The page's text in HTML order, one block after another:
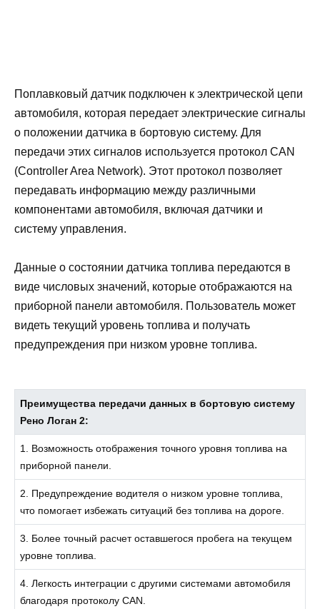
Поплавковый датчик подключен к электрической цепи
автомобиля, которая передает электрические сигналы
о положении датчика в бортовую систему. Для
передачи этих сигналов используется протокол CAN
(Controller Area Network). Этот протокол позволяет
передавать информацию между различными
компонентами автомобиля, включая датчики и
систему управления.
Данные о состоянии датчика топлива передаются в
виде числовых значений, которые отображаются на
приборной панели автомобиля. Пользователь может
видеть текущий уровень топлива и получать
предупреждения при низком уровне топлива.
Преимущества передачи данных в бортовую систему
Рено Логан 2:
1. Возможность отображения точного уровня топлива на
приборной панели.
2. Предупреждение водителя о низком уровне топлива,
что помогает избежать ситуаций без топлива на дороге.
3. Более точный расчет оставшегося пробега на текущем
уровне топлива.
4. Легкость интеграции с другими системами автомобиля
благодаря протоколу CAN.